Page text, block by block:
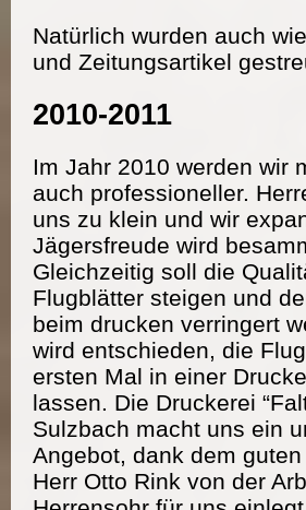
Natürlich wurden auch
und Zeitungsartikel
2010-2011
Im Jahr 2010 werden wir
auch professioneller.
uns zu klein und wir
Jägersfreude wird
Gleichzeitig soll die
Flugblätter steigen und
beim drucken verringert
wird entschieden, die
ersten Mal in einer
lassen. Die Druckerei
Sulzbach macht uns ein
Angebot, dank dem
Herr Otto Rink von der